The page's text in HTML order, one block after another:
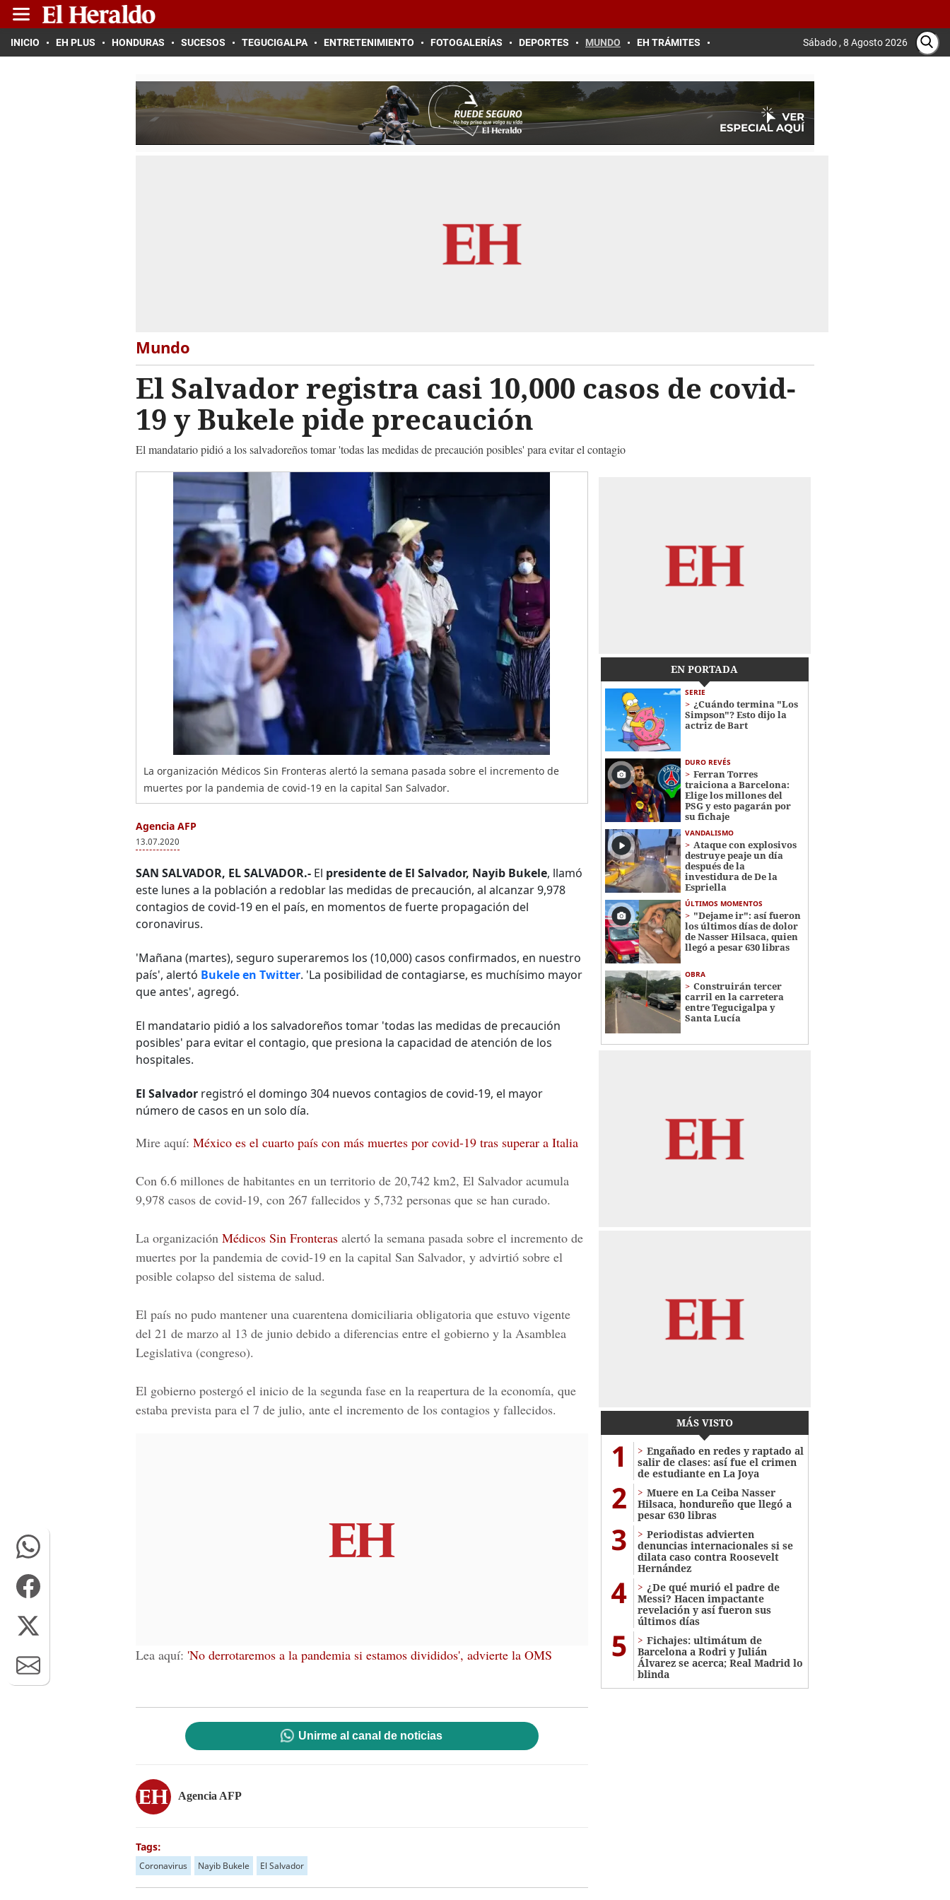
INICIO EH PLUS HONDURAS SUCESOS TEGUCIGALPA ENTRETENIMIENTO FOTOGALERÍAS DEPORTES MUNDO EH TRÁMITES Sábado , 8 Agosto 2026
Mundo
El Salvador registra casi 10,000 casos de covid-
19 y Bukele pide precaución
El mandatario pidió a los salvadoreños tomar 'todas las medidas de precaución posibles' para evitar el contagio
La organización Médicos Sin Fronteras alertó la semana pasada sobre el incremento de
muertes por la pandemia de covid-19 en la capital San Salvador.
Agencia AFP
13.07.2020
SAN SALVADOR, EL SALVADOR.- El presidente de El Salvador, Nayib Bukele, llamó
este lunes a la población a redoblar las medidas de precaución, al alcanzar 9,978
contagios de covid-19 en el país, en momentos de fuerte propagación del
coronavirus.
'Mañana (martes), seguro superaremos los (10,000) casos confirmados, en nuestro
país', alertó Bukele en Twitter. 'La posibilidad de contagiarse, es muchísimo mayor
que antes', agregó.
El mandatario pidió a los salvadoreños tomar 'todas las medidas de precaución
posibles' para evitar el contagio, que presiona la capacidad de atención de los
hospitales.
El Salvador registró el domingo 304 nuevos contagios de covid-19, el mayor
número de casos en un solo día.
Mire aquí: México es el cuarto país con más muertes por covid-19 tras superar a Italia
Con 6.6 millones de habitantes en un territorio de 20,742 km2, El Salvador acumula
9,978 casos de covid-19, con 267 fallecidos y 5,732 personas que se han curado.
La organización Médicos Sin Fronteras alertó la semana pasada sobre el incremento de
muertes por la pandemia de covid-19 en la capital San Salvador, y advirtió sobre el
posible colapso del sistema de salud.
El país no pudo mantener una cuarentena domiciliaria obligatoria que estuvo vigente
del 21 de marzo al 13 de junio debido a diferencias entre el gobierno y la Asamblea
Legislativa (congreso).
El gobierno postergó el inicio de la segunda fase en la reapertura de la economía, que
estaba prevista para el 7 de julio, ante el incremento de los contagios y fallecidos.
Lea aquí: 'No derrotaremos a la pandemia si estamos divididos', advierte la OMS
Unirme al canal de noticias
Agencia AFP
Tags:
Coronavirus Nayib Bukele El Salvador
EN PORTADA
SERIE
¿Cuándo termina "Los
Simpson"? Esto dijo la
actriz de Bart
DURO REVÉS
Ferran Torres
traiciona a Barcelona:
Elige los millones del
PSG y esto pagarán por
su fichaje
VANDALISMO
Ataque con explosivos
destruye peaje un día
después de la
investidura de De la
Espriella
ÚLTIMOS MOMENTOS
"Dejame ir": así fueron
los últimos días de dolor
de Nasser Hilsaca, quien
llegó a pesar 630 libras
OBRA
Construirán tercer
carril en la carretera
entre Tegucigalpa y
Santa Lucía
MÁS VISTO
1
Engañado en redes y raptado al
salir de clases: así fue el crimen
de estudiante en La Joya
2
Muere en La Ceiba Nasser
Hilsaca, hondureño que llegó a
pesar 630 libras
3
Periodistas advierten
denuncias internacionales si se
dilata caso contra Roosevelt
Hernández
4
¿De qué murió el padre de
Messi? Hacen impactante
revelación y así fueron sus
últimos días
5
Fichajes: ultimátum de
Barcelona a Rodri y Julián
Álvarez se acerca; Real Madrid lo
blinda